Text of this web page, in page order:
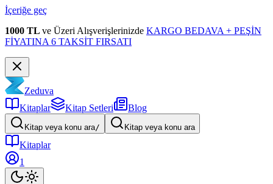
İçeriğe geç
1000 TL ve Üzeri Alışverişlerinizde KARGO BEDAVA + PEŞİN
FİYATINA 6 TAKSİT FIRSATI
Zeduva
Kitaplar
Kitap Setleri Blog
Kitap veya konu ara/ Kitap veya konu ara
Kitaplar
1